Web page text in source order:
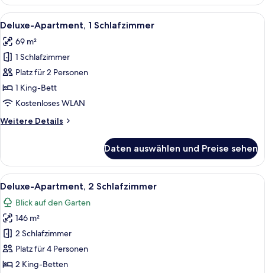
4 Schlafzimmer
Alle
Fotos
für
Deluxe-
Apartment,
1
Schlafzimmer
Ein Schlafzimmer mit Bett,
4
Deluxe-Apartment, 1 Schlafzimmer
69 m²
1 Schlafzimmer
Platz für 2 Personen
1 King-Bett
Kostenloses WLAN
Weitere Details
Weitere
Apartment,
Schlafzimmer
Daten auswählen und Preise sehen
Alle
Fotos
für
Deluxe-
Apartment,
2 Schlafzimmer
anzeigen
Ein geräumiges Wohnzimmer mit
7
Deluxe-Apartment, 2 Schlafzimmer
Blick auf den Garten
146 m²
2 Schlafzimmer
Platz für 4 Personen
2 King-Betten